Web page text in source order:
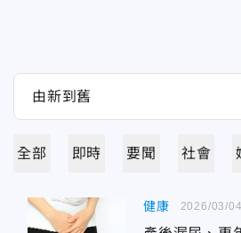
全部 即時 要聞 社會
健康 2026/03/